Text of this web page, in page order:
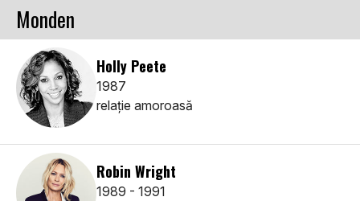
Monden
Holly Peete
1987
relaţie amoroasă
Robin Wright
1989 - 1991